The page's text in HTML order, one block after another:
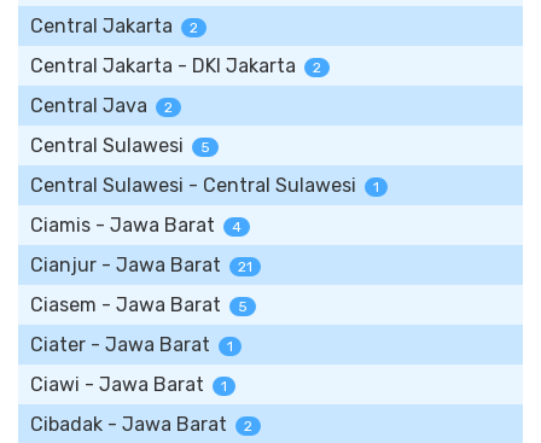
Central Jakarta 2
Central Jakarta - DKI Jakarta 2
Central Java 2
Central Sulawesi 5
Central Sulawesi - Central Sulawesi 1
Ciamis - Jawa Barat 4
Cianjur - Jawa Barat 21
Ciasem - Jawa Barat 5
Ciater - Jawa Barat 1
Ciawi - Jawa Barat 1
Cibadak - Jawa Barat 2